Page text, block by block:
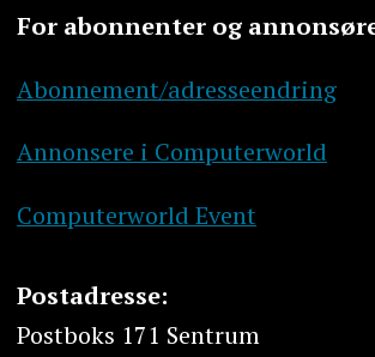
For abonnenter og
Abonnement/adresseendring
Annonsere i Computerworld
Computerworld Event
Postadresse:
Postboks 171 Sentrum